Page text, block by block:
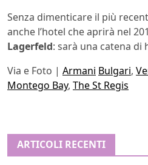
Senza dimenticare il più
anche l’hotel che aprirà nel
Lagerfeld: sarà una catena
Via e Foto | Armani Bulgari,
Montego Bay, The St Regis
ARTICOLI RECENTI